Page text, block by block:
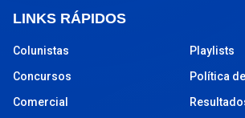
LINKS RÁPIDOS
Colunistas
Concursos
Comercial
Playlists
Política